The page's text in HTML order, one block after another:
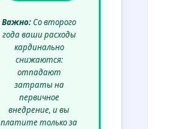
Важно: Со второго
года ваши расходы
кардинально
снижаются:
отпадают
затраты на
первичное
внедрение, и вы
платите только за